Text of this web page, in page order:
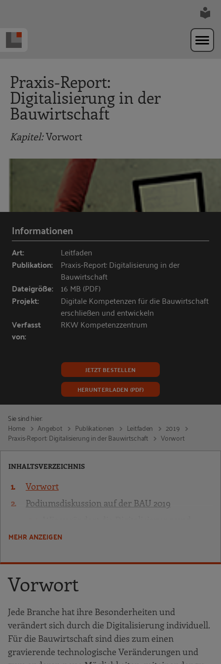
Praxis-Report:
Digitalisierung in der
Bauwirtschaft
Kapitel:Vorwort
Informationen
Art: Leitfaden
Publikation:
Praxis-Report: Digitalisierung in der
Bauwirtschaft
Dateigröße: 16 MB (PDF)
Projekt:
Digitale Kompetenzen für die Bauwirtschaft
erschließen und entwickeln
Verfasst
von:
RKW Kompetenzzentrum
JETZT BESTELLEN
HERUNTERLADEN (PDF)
Sie sind hier:
Home
Angebot Publikationen Leitfaden
2019
Praxis-Report: Digitalisierung in der Bauwirtschaft
Vorwort
INHALTSVERZEICHNIS
Vorwort
Podiumsdiskussion auf der BAU 2019
speziell Building Information Modeling
Welche Beschäftigtengruppen sind von der
welche Anforderungen kommen auf sie zu,
Chancen bietet die Digitalisierung?
Wie können die Unternehmen mit diesem
Transformationsprozess umgehen und
welche Ansätze gibt es in der Aus- und
MEHR ANZEIGEN
Vorwort
Jede Branche hat ihre Besonderheiten und
verändert sich durch die Digitalisierung individuell.
Für die Bauwirtschaft sind dies zum einen
gravierende technologische Veränderungen und